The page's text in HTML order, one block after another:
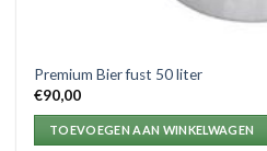
Premium Bier fust 50 liter
€90,00
TOEVOEGEN AAN WINKELWAGEN